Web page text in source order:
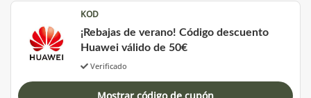
KOD
¡Rebajas de verano! Código descuento
Huawei válido de 50€
Verificado